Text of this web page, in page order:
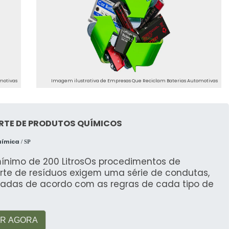
veículos automotivos.
cuidado para evitar vazamentos. Recomenda-
reciclagem autorizados.
um programa de sustentabilidade chamado
usadas para reciclagem.
bateria?
composição da bateria, mas gira em torno de
Imagem ilustrativa de Empresas Que Reciclam Baterias Automotivas
DE PRODUTOS QUÍMICOS
/ SP
de 200 LitrosOs procedimentos de
de resíduos exigem uma série de condutas,
de acordo com as regras de cada tipo de
AGORA